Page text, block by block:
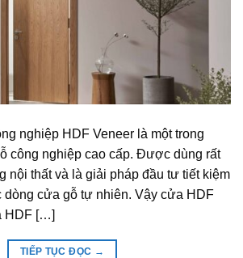
nghiệp HDF Veneer là một trong
công nghiệp cao cấp. Được dùng rất
nội thất và là giải pháp đầu tư tiết kiệm
dòng cửa gỗ tự nhiên. Vậy cửa HDF
HDF […]
TIẾP TỤC ĐỌC →